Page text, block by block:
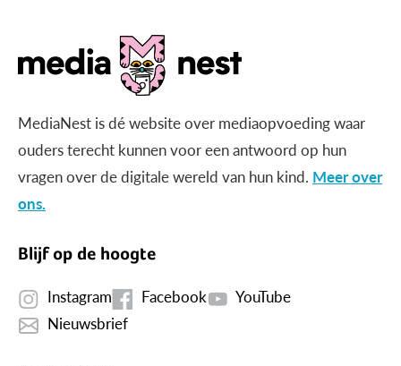
MediaNest is dé website over mediaopvoeding waar
ouders terecht kunnen voor een antwoord op hun
vragen over de digitale wereld van hun kind. Meer over
ons.
Blijf op de hoogte
Instagram Facebook
YouTube
Nieuwsbrief